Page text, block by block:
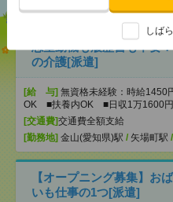
しば
志望動機も履歴書も不要
の介護[派遣]
[給 与] 無資格未経験：時給
OK ■扶養内OK ■日収1万1600
[交通費]交通費全額支給
[勤務地] 金山(愛知県)駅 / 矢場町駅 /
【オープニング募集】お
いも仕事の1つ[派遣]